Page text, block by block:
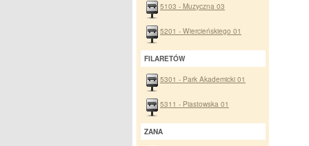
5103 - Muzyczna 03
5201 - Wiercieńskiego 01
FILARETÓW
5301 - Park Akademicki 01
5311 - Piastowska 01
ZANA